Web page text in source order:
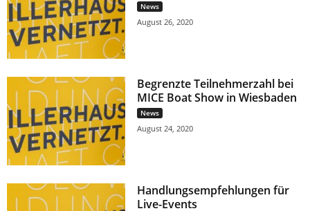
News
August 26, 2020
Begrenzte Teilnehmerzahl bei
MICE Boat Show in Wiesbaden
News
August 24, 2020
Handlungsempfehlungen für
Live-Events